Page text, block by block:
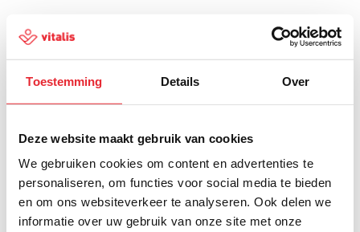
Toestemming Details Over
Deze website maakt gebruik van cookies
We gebruiken cookies om content en advertenties te
personaliseren, om functies voor social media te bieden
en om ons websiteverkeer te analyseren. Ook delen we
informatie over uw gebruik van onze site met onze
500
Er is iets fout gegaan